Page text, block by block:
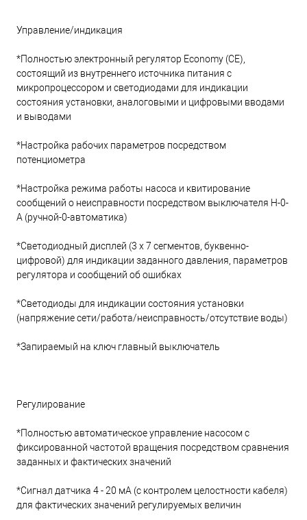
Управление/индикация
*Полностью электронный регулятор Economy (CE),
состоящий из внутреннего источника питания с
микропроцессором и светодиодами для индикации
состояния установки, аналоговыми и цифровыми вводами
и выводами
*Настройка рабочих параметров посредством
потенциометра
*Настройка режима работы насоса и квитирование
сообщений о неисправности посредством выключателя H-0-
A (ручной-0-автоматика)
*Светодиодный дисплей (3 х 7 сегментов, буквенно-
цифровой) для индикации заданного давления, параметров
регулятора и сообщений об ошибках
*Светодиоды для индикации состояния установки
(напряжение сети/работа/неисправность/отсутствие воды)
*Запираемый на ключ главный выключатель
Регулирование
*Полностью автоматическое управление насосом с
фиксированной частотой вращения посредством сравнения
заданных и фактических значений
*Сигнал датчика 4 - 20 мА (с контролем целостности кабеля)
для фактических значений регулируемых величин